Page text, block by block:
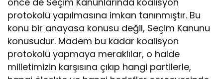
protokolü yapılmasına imkan tanınmıştır. Bu
konu bir anayasa konusu değil, Seçim Kanunu
konusudur. Madem bu kadar koalisyon
protokolü yapmaya meraklılar, o halde
milletimizin karşısına çıkıp hangi partilerle,